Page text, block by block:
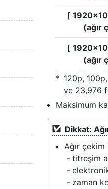
[
(ağır
[
(ağır
120p,
ve 23,976
Maksimum
Dikkat:
Ağır çekim
titreşim
zaman